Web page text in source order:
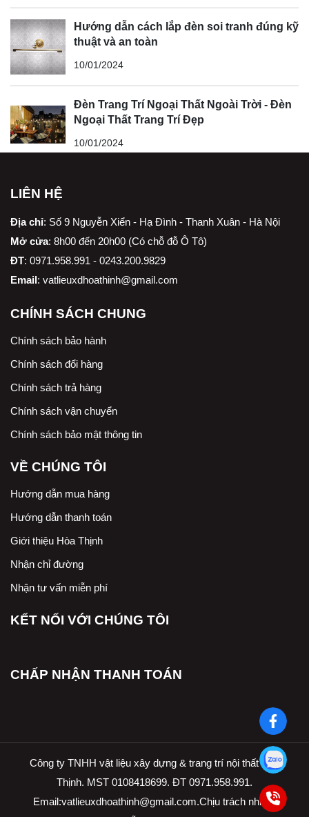
Hướng dẫn cách lắp đèn soi tranh đúng kỹ
thuật và an toàn
10/01/2024
Đèn Trang Trí Ngoại Thất Ngoài Trời - Đèn
Ngoại Thất Trang Trí Đẹp
10/01/2024
LIÊN HỆ
Địa chỉ: Số 9 Nguyễn Xiển - Hạ Đình - Thanh Xuân - Hà Nội
Mở cửa: 8h00 đến 20h00 (Có chỗ đỗ Ô Tô)
ĐT: 0971.958.991 - 0243.200.9829
Email: vatlieuxdhoathinh@gmail.com
CHÍNH SÁCH CHUNG
Chính sách bảo hành
Chính sách đổi hàng
Chính sách trả hàng
Chính sách vận chuyển
Chính sách bảo mật thông tin
VỀ CHÚNG TÔI
Hướng dẫn mua hàng
Hướng dẫn thanh toán
Giới thiệu Hòa Thịnh
Nhận chỉ đường
Nhận tư vấn miễn phí
KẾT NỐI VỚI CHÚNG TÔI
CHẤP NHẬN THANH TOÁN
Công ty TNHH vật liệu xây dựng & trang trí nội thất Hòa
Thịnh. MST 0108418699. ĐT 0971.958.991.
Email:vatlieuxdhoathinh@gmail.com.Chịu trách nhiệm